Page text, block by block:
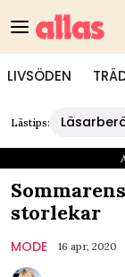
LIVSÖDEN
Lästips:
storlekar
MODE 16 apr, 2020